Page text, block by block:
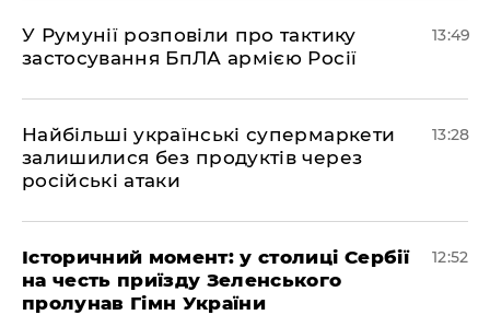
У Румунії розповіли про тактику
застосування БпЛА армією Росії
13:49
Найбільші українські супермаркети
залишилися без продуктів через
російські атаки
13:28
Історичний момент: у столиці Сербії
на честь приїзду Зеленського
пролунав Гімн України
12:52